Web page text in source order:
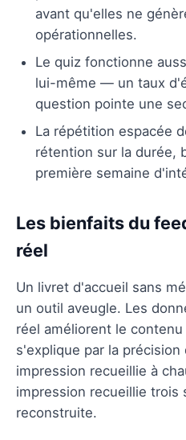
avant qu'elles ne
opérationnelles.
Le quiz fonctionne
lui-même — un taux
question pointe une
La répétition espacée
rétention sur la durée,
première semaine
Les bienfaits du
réel
Un livret d'accueil sans
un outil aveugle. Les
réel améliorent le contenu
s'explique par la précision
impression recueillie à
impression recueillie trois
reconstruite.